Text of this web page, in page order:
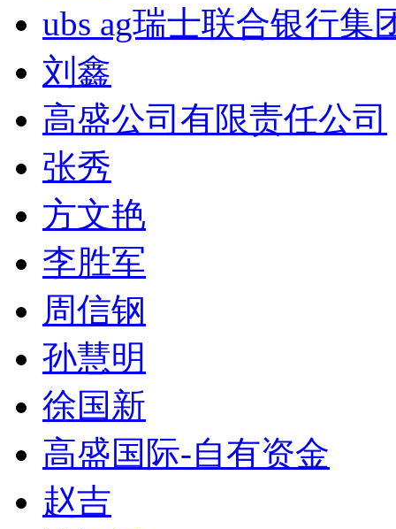
ubs ag瑞士联合银行集
刘鑫
高盛公司有限责任公司
张秀
方文艳
李胜军
周信钢
孙慧明
徐国新
高盛国际-自有资金
赵吉